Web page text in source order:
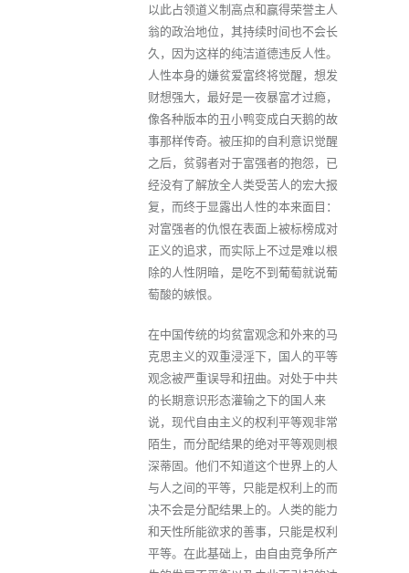
以此占领道义制高点和赢得荣誉主人
翁的政治地位，其持续时间也不会长
久，因为这样的纯洁道德违反人性。
人性本身的嫌贫爱富终将觉醒，想发
财想强大，最好是一夜暴富才过瘾，
像各种版本的丑小鸭变成白天鹅的故
事那样传奇。被压抑的自利意识觉醒
之后，贫弱者对于富强者的抱怨，已
经没有了解放全人类受苦人的宏大报
复，而终于显露出人性的本来面目：
对富强者的仇恨在表面上被标榜成对
正义的追求，而实际上不过是难以根
除的人性阴暗，是吃不到葡萄就说葡
萄酸的嫉恨。
在中国传统的均贫富观念和外来的马
克思主义的双重浸淫下，国人的平等
观念被严重误导和扭曲。对处于中共
的长期意识形态灌输之下的国人来
说，现代自由主义的权利平等观非常
陌生，而分配结果的绝对平等观则根
深蒂固。他们不知道这个世界上的人
与人之间的平等，只能是权利上的而
决不会是分配结果上的。人类的能力
和天性所能欲求的善事，只能是权利
平等。在此基础上，由自由竞争所产